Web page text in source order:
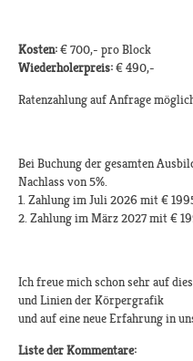
Kosten:€ 700,- pro Block
Wiederholerpreis:€ 490,-
Ratenzahlung auf Anfrage
Bei Buchung der gesamten
Nachlass von 5%.
1. Zahlung im Juli 2026 mit €
2. Zahlung im März 2027 mit €
Ich freue mich schon sehr auf
und Linien der Körpergrafik
und auf eine neue Erfahrung in
Liste der Kommentare: